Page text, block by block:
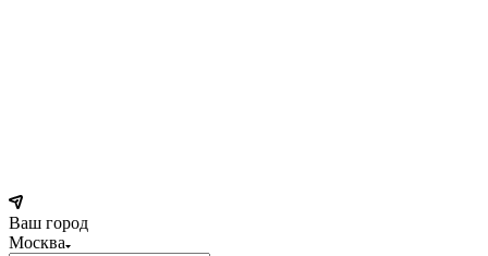
Ваш город
Москва